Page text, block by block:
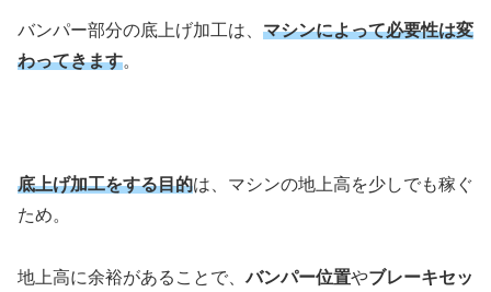
バンパー部分の底上げ加工は、 マシンによって必要性は変
わってきます。
底上げ加工をする目的は、マシンの地上高を少しでも稼ぐ
ため。
地上高に余裕があることで、バンパー位置やブレーキセッ